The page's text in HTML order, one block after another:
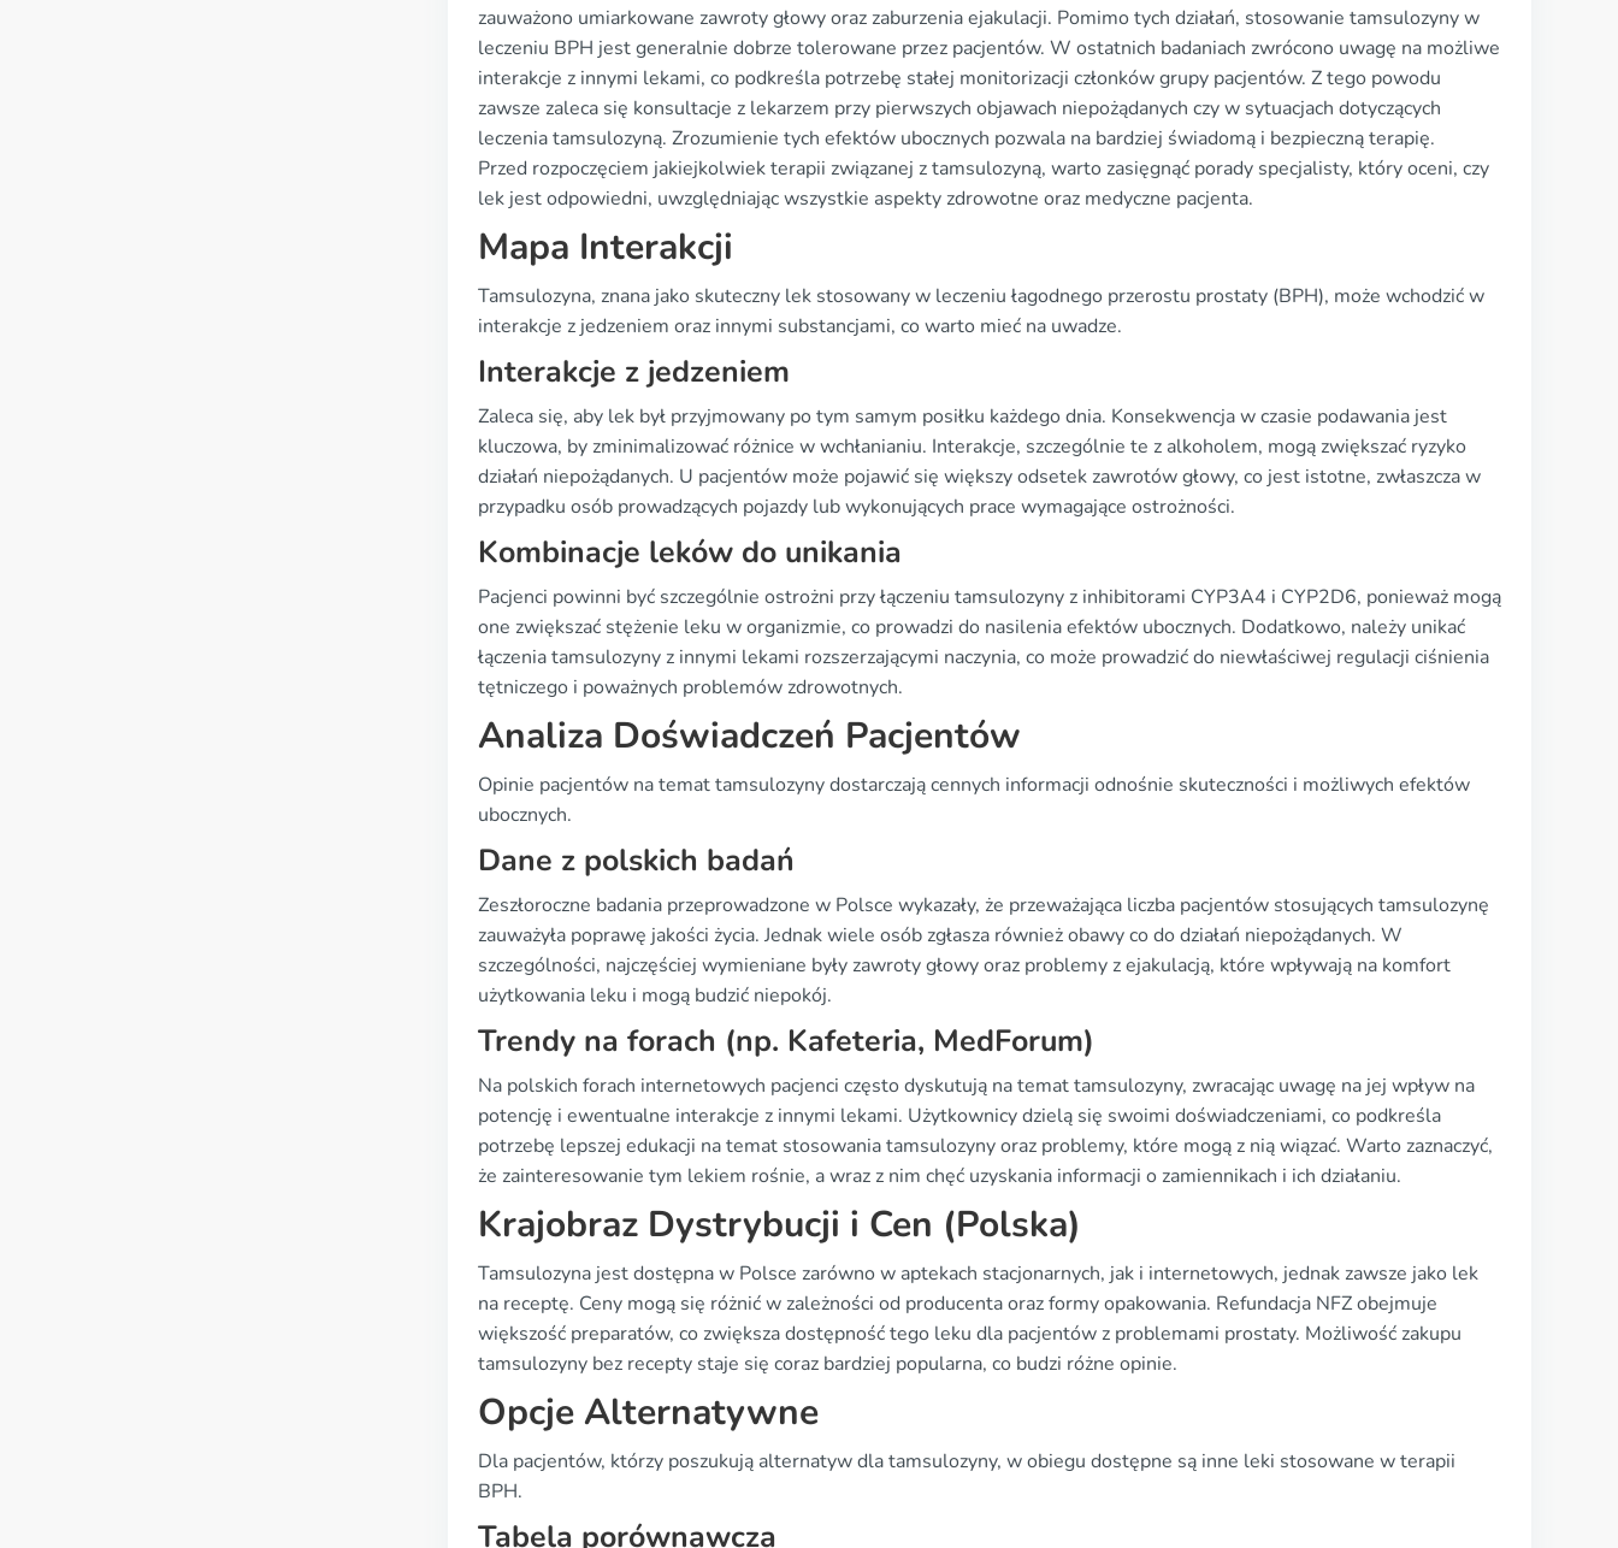
zauważono umiarkowane zawroty głowy oraz zaburzenia ejakulacji. Pomimo tych działań, stosowanie tamsulozyny w
leczeniu BPH jest generalnie dobrze tolerowane przez pacjentów. W ostatnich badaniach zwrócono uwagę na możliwe
interakcje z innymi lekami, co podkreśla potrzebę stałej monitorizacji członków grupy pacjentów. Z tego powodu
zawsze zaleca się konsultacje z lekarzem przy pierwszych objawach niepożądanych czy w sytuacjach dotyczących
leczenia tamsulozyną. Zrozumienie tych efektów ubocznych pozwala na bardziej świadomą i bezpieczną terapię.
Przed rozpoczęciem jakiejkolwiek terapii związanej z tamsulozyną, warto zasięgnąć porady specjalisty, który oceni, czy
lek jest odpowiedni, uwzględniając wszystkie aspekty zdrowotne oraz medyczne pacjenta.
Mapa Interakcji
Tamsulozyna, znana jako skuteczny lek stosowany w leczeniu łagodnego przerostu prostaty (BPH), może wchodzić w
interakcje z jedzeniem oraz innymi substancjami, co warto mieć na uwadze.
Interakcje z jedzeniem
Zaleca się, aby lek był przyjmowany po tym samym posiłku każdego dnia. Konsekwencja w czasie podawania jest
kluczowa, by zminimalizować różnice w wchłanianiu. Interakcje, szczególnie te z alkoholem, mogą zwiększać ryzyko
działań niepożądanych. U pacjentów może pojawić się większy odsetek zawrotów głowy, co jest istotne, zwłaszcza w
przypadku osób prowadzących pojazdy lub wykonujących prace wymagające ostrożności.
Kombinacje leków do unikania
Pacjenci powinni być szczególnie ostrożni przy łączeniu tamsulozyny z inhibitorami CYP3A4 i CYP2D6, ponieważ mogą
one zwiększać stężenie leku w organizmie, co prowadzi do nasilenia efektów ubocznych. Dodatkowo, należy unikać
łączenia tamsulozyny z innymi lekami rozszerzającymi naczynia, co może prowadzić do niewłaściwej regulacji ciśnienia
tętniczego i poważnych problemów zdrowotnych.
Analiza Doświadczeń Pacjentów
Opinie pacjentów na temat tamsulozyny dostarczają cennych informacji odnośnie skuteczności i możliwych efektów
ubocznych.
Dane z polskich badań
Zeszłoroczne badania przeprowadzone w Polsce wykazały, że przeważająca liczba pacjentów stosujących tamsulozynę
zauważyła poprawę jakości życia. Jednak wiele osób zgłasza również obawy co do działań niepożądanych. W
szczególności, najczęściej wymieniane były zawroty głowy oraz problemy z ejakulacją, które wpływają na komfort
użytkowania leku i mogą budzić niepokój.
Trendy na forach (np. Kafeteria, MedForum)
Na polskich forach internetowych pacjenci często dyskutują na temat tamsulozyny, zwracając uwagę na jej wpływ na
potencję i ewentualne interakcje z innymi lekami. Użytkownicy dzielą się swoimi doświadczeniami, co podkreśla
potrzebę lepszej edukacji na temat stosowania tamsulozyny oraz problemy, które mogą z nią wiązać. Warto zaznaczyć,
że zainteresowanie tym lekiem rośnie, a wraz z nim chęć uzyskania informacji o zamiennikach i ich działaniu.
Krajobraz Dystrybucji i Cen (Polska)
Tamsulozyna jest dostępna w Polsce zarówno w aptekach stacjonarnych, jak i internetowych, jednak zawsze jako lek
na receptę. Ceny mogą się różnić w zależności od producenta oraz formy opakowania. Refundacja NFZ obejmuje
większość preparatów, co zwiększa dostępność tego leku dla pacjentów z problemami prostaty. Możliwość zakupu
tamsulozyny bez recepty staje się coraz bardziej popularna, co budzi różne opinie.
Opcje Alternatywne
Dla pacjentów, którzy poszukują alternatyw dla tamsulozyny, w obiegu dostępne są inne leki stosowane w terapii
BPH.
Tabela porównawcza